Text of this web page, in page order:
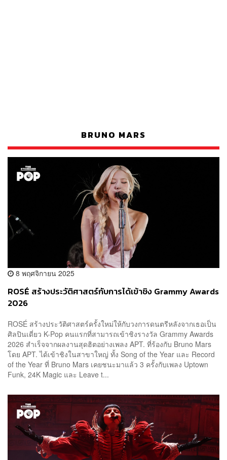
BRUNO MARS
8 พฤศจิกายน 2025
ROSÉ สร้างประวัติศาสตร์กับการได้เข้าชิง Grammy Awards
2026
ROSÉ สร้างประวัติศาสตร์ครั้งใหม่ให้กับวงการดนตรีหลังจากเธอเป็น
ศิลปินเดี่ยว K-Pop คนแรกที่สามารถเข้าชิงรางวัล Grammy Awards
2026 สำเร็จจากผลงานสุดฮิตอย่างเพลง APT. ที่ร้องกับ Bruno Mars
โดย APT. ได้เข้าชิงในสาขาใหญ่ ทั้ง Song of the Year และ Record
of the Year ที่ Bruno Mars เคยชนะมาแล้ว 3 ครั้งกับเพลง Uptown
Funk, 24K Magic และ Leave t...